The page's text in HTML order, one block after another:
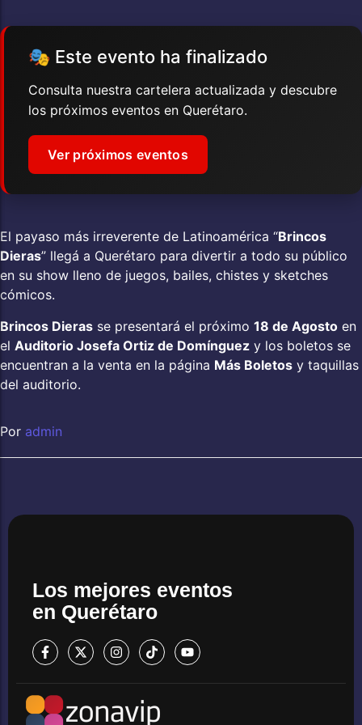
🎭 Este evento ha finalizado
Consulta nuestra cartelera actualizada y descubre
los próximos eventos en Querétaro.
Ver próximos eventos
El payaso más irreverente de Latinoamérica “Brincos
Dieras” llegá a Querétaro para divertir a todo su público
en su show lleno de juegos, bailes, chistes y sketches
cómicos.
Brincos Dieras se presentará el próximo 18 de Agosto en
el Auditorio Josefa Ortiz de Domínguez y los boletos se
encuentran a la venta en la página Más Boletos y taquillas
del auditorio.
Por admin
Los mejores eventos
en Querétaro